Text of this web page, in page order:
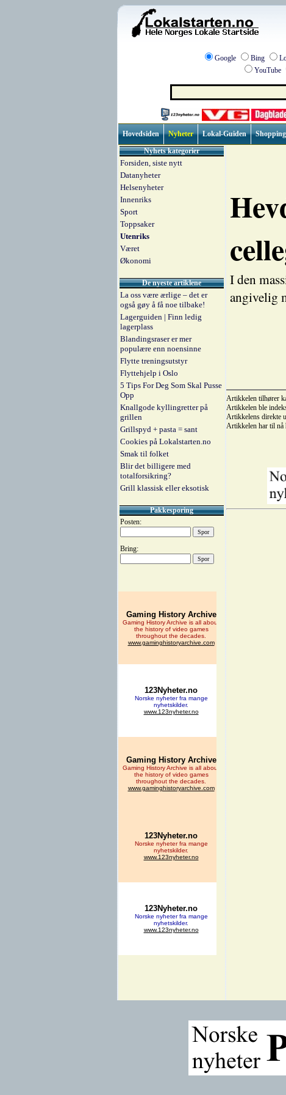
Google Bing
YouTube
Hovedsiden Nyheter Lokal-Guiden Shopping
Nyhets kategorier
Forsiden, siste nytt
Datanyheter
Helsenyheter
Innenriks
Sport
Toppsaker
Utenriks
Været
Økonomi
De nyeste artiklene
La oss være ærlige – det er
også gøy å få noe tilbake!
Lagerguiden | Finn ledig
lagerplass
Blandingsraser er mer
populære enn noensinne
Flytte treningsutstyr
Flyttehjelp i Oslo
5 Tips For Deg Som Skal Pusse
Opp
Knallgode kyllingretter på
grillen
Grillspyd + pasta = sant
Cookies på Lokalstarten.no
Smak til folket
Blir det billigere med
totalforsikring?
Grill klassisk eller eksotisk
Pakkesporing
Posten:
Bring:
I den
angivelig
Artikkelen tilhører
Artikkelen ble
Artikkelens direkte
Artikkelen har til nå